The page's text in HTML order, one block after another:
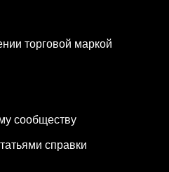
торговой маркой
сообществу
справки